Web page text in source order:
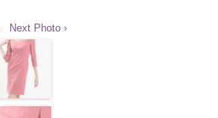
Next Photo ›